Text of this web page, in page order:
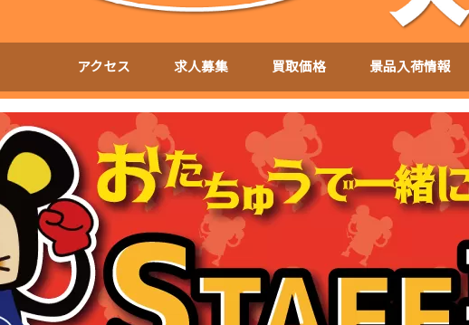
アクセス 求人募集 買取価格 景品入荷情報